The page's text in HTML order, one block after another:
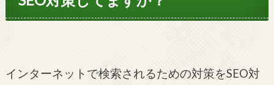
インターネットで検索されるための対策をSEO対